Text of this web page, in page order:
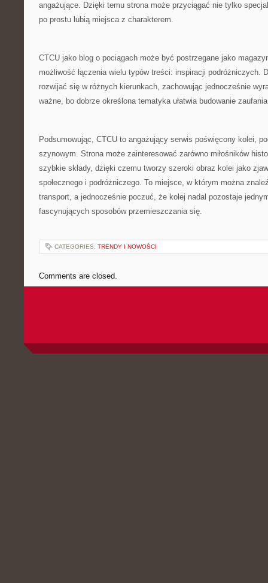
angażujące. Dzięki temu strona może przyciągać nie tylko
po prostu lubią miejsca z charakterem.
CTCU jako blog o pociągach może być postrzegane jako
możliwość łączenia wielu typów treści: inspiracji podróżniczych.
rozwijać się w różnych kierunkach, zachowując jednocześnie
ważne, bo dobrze określona tematyka ułatwia budowanie
Podsumowując, CTCU to angażujący serwis poświęcony kolei,
szynowym. Strona może zainteresować zarówno miłośników
szybkie składy, dzięki czemu tworzy szeroki obraz kolei jako
społecznego i podróżniczego. To miejsce, w którym można
transport, a jednocześnie poczuć, że kolej nadal pozostaje
fascynujących sposobów przemieszczania się.
CATEGORIES: TRENDY I NOWOŚCI
Comments are closed.